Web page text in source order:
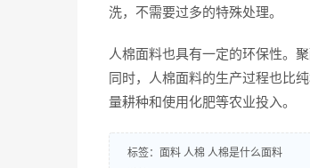
洗，不需要过多的特殊处理。
人棉面料也具有一定的环保性。
同时，人棉面料的生产过程也比
量耕种和使用化肥等农业投入。
标签： 面料 人棉 人棉是什么面料